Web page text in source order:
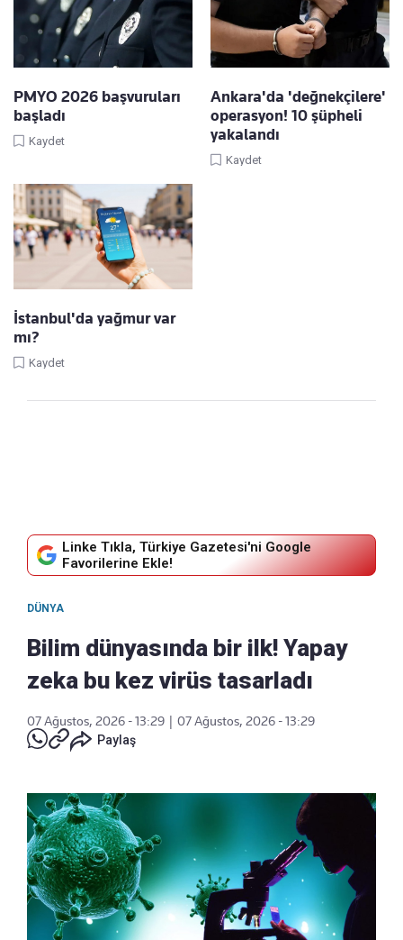
PMYO 2026 başvuruları
başladı
Kaydet
Ankara'da 'değnekçilere'
operasyon! 10 şüpheli
yakalandı
Kaydet
İstanbul'da yağmur var
mı?
Kaydet
Linke Tıkla, Türkiye Gazetesi'ni Google
Favorilerine Ekle!
DÜNYA
Bilim dünyasında bir ilk! Yapay
zeka bu kez virüs tasarladı
07 Ağustos, 2026 - 13:29
07 Ağustos, 2026 - 13:29
Paylaş